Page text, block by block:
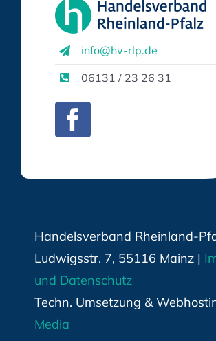
info@hv-rlp.de
06131 / 23 26 31
Handelsverband Rheinland-
Ludwigsstr. 7, 55116 Mainz |
und Datenschutz
Techn. Umsetzung &
Media